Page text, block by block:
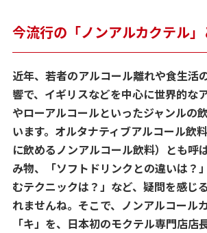
今流行の「ノンアルカクテル」
近年、若者のアルコール離れや食生活
響で、イギリスなどを中心に世界的な
やローアルコールといったジャンルの
います。オルタナティブアルコール飲
に飲めるノンアルコール飲料）とも呼
み物、「ソフトドリンクとの違いは？
むテクニックは？」など、疑問を感じ
れませんね。そこで、ノンアルコール
「キ」を、日本初のモクテル専門店店